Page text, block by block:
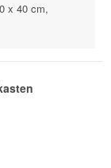
x 40 cm,